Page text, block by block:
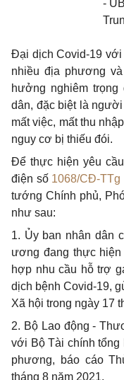
-
Đại dịch Covid-19 với
nhiều địa phương
hưởng nghiêm
dân, đặc biệt là
mất việc, mất thu
nguy cơ bị thiếu đói.
Để thực hiện yêu
điện số 1068/CĐ-TTg
tướng Chính phủ,
như sau:
1. Ủy ban nhân dân
ương đang thực
hợp nhu cầu hỗ trợ
dịch bệnh Covid-19,
Xã hội trong ngày 17
2. Bộ Lao động -
với Bộ Tài chính tổng
phương, báo cáo
tháng 8 năm 2021.